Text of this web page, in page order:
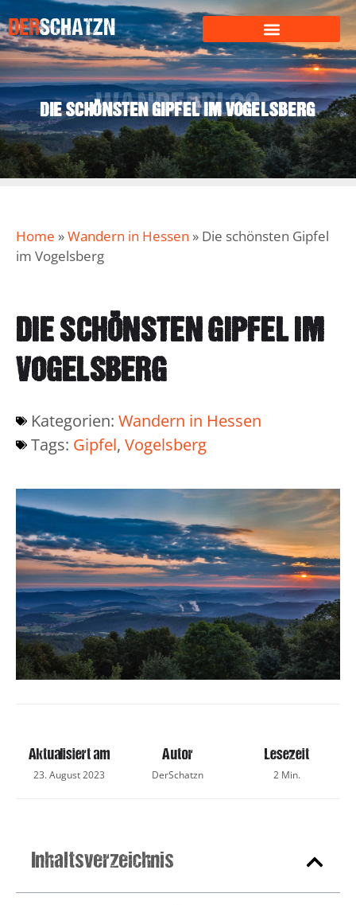
DERSCHATZN
DIE SCHÖNSTEN GIPFEL IM VOGELSBERG
WANDERBLOG
Home »Wandern in Hessen » Die schönsten Gipfel
im Vogelsberg
DIE SCHÖNSTEN GIPFEL IM
VOGELSBERG
Kategorien: Wandern in Hessen
Tags: Gipfel, Vogelsberg
Aktualisiert am
23. August 2023
Autor
DerSchatzn
Lesezeit
2 Min.
Inhaltsverzeichnis